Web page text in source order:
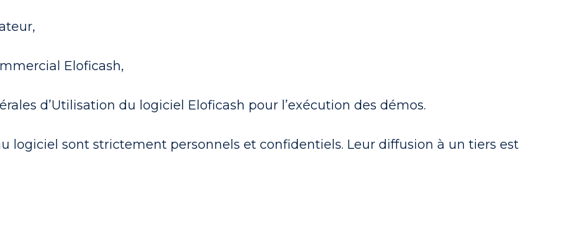
Eloficash,
d’Utilisation du logiciel Eloficash pour l’exécution des démos.
logiciel sont strictement personnels et confidentiels. Leur diffusion à un tiers est